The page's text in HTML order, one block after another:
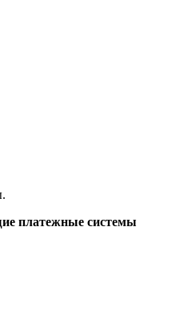
платежные системы